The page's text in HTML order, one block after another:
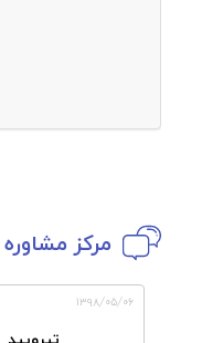
مرکز مشاوره
۱۳۹۸/۰۵/۰۶